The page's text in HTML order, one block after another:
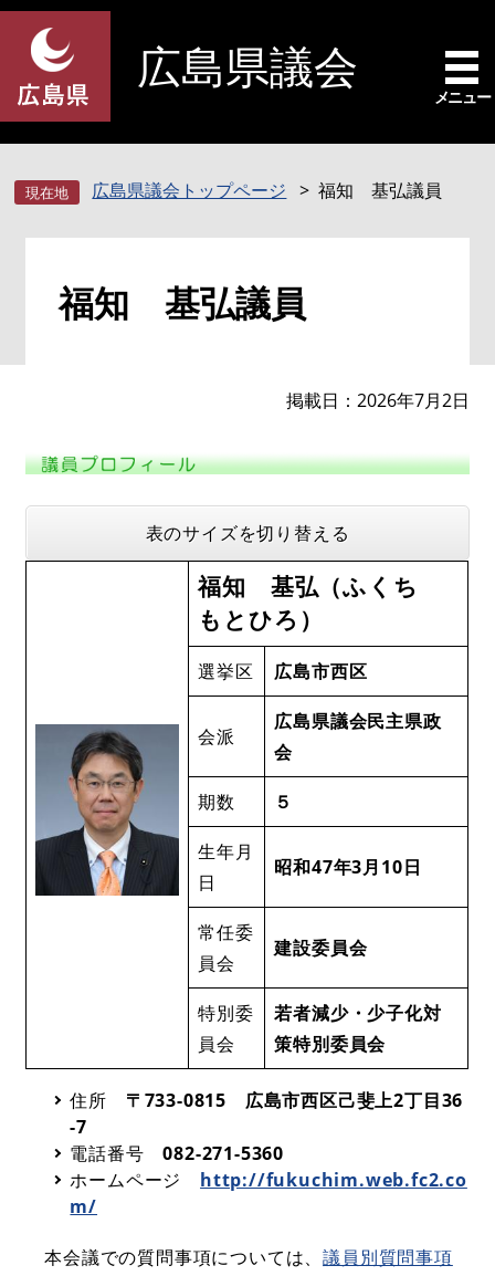
ペ
先
頭
す
メ
を
飛
し
広島県議会
メニュー
広島県議会トップページ 福知 基弘議員
福知 基弘議員
掲載日 2026年7月2日
表のサイズを切り替える
福知 基弘（ふくち
もとひろ）
選挙区 広島市西区
会派
広島県議会民主県政
会
期数 ５
生年月
日
昭和47年3月10日
常任委
員会
建設委員会
特別委
員会
若者減少・少子化対
策特別委員会
住所 〒733-0815 広島市西区己斐上2丁目36
-7
電話番号082-271-5360
ホームページ
http://fukuchim.web.fc2.co
m/
本会議での質問事項については、議員別質問事項